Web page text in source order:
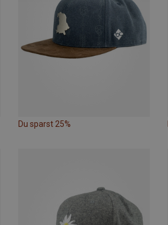
Du sparst 25%